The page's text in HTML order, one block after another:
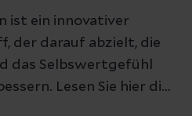
ist ein innovativer
der darauf abzielt, die
das Selbswertgefühl
Lesen Sie hier die
63-jährigen